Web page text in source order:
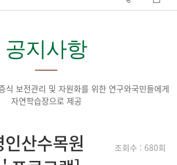
공지사항
식 보전관리 및 자원화를 위한 연구와국민들에게
자연학습장으로 제공
산수목원
조회수 : 680회